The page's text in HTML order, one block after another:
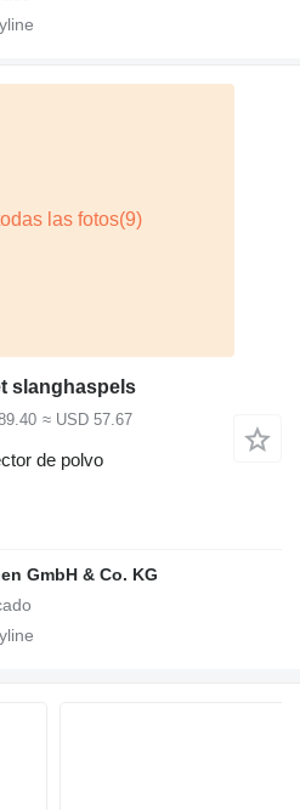
slanghaspels
≈ USD 57.67
de polvo
GmbH & Co. KG